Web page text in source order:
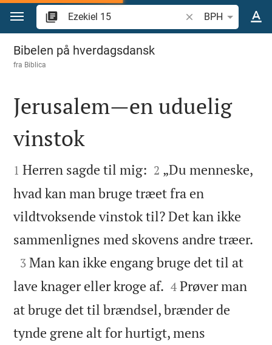
Gå til indhold
Søg efter bibelvers
BPH
Ezekiel 15
Bibelen på hverdagsdansk
fra Biblica

Jerusalem—en uduelig
vinstok

1 Herren sagde til mig: 

2 „Du menneske,
hvad kan man bruge træet fra en
vildtvoksende vinstok til? Det kan ikke
sammenlignes med skovens andre træer.

3 Man kan ikke engang bruge det til at
lave knager eller kroge af. 

4 Prøver man
at bruge det til brændsel, brænder de
tynde grene alt for hurtigt, mens